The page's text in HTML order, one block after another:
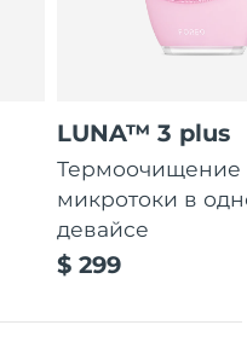
LUNA™ 3 plus
Термоочищение
микротоки в
девайсе
$ 299